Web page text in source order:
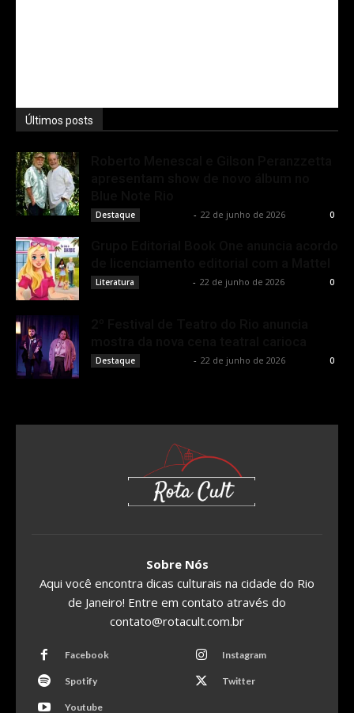
Últimos posts
Destaque - 22 de junho de 2026 0
Literatura - 22 de junho de 2026 0
Destaque - 22 de junho de 2026 0
Sobre Nós
Aqui você encontra dicas culturais na cidade do Rio
de Janeiro! Entre em contato através do
contato@rotacult.com.br
Facebook Instagram
Spotify Twitter
Youtube